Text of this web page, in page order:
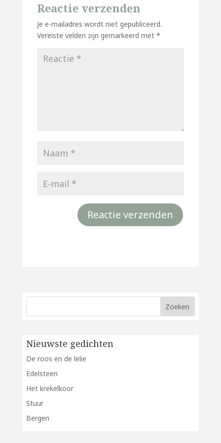
Reactie verzenden
Je e-mailadres wordt niet gepubliceerd.
Vereiste velden zijn gemarkeerd met *
Nieuwste gedichten
De roos en de lelie
Edelsteen
Het krekelkoor
Stuur
Bergen